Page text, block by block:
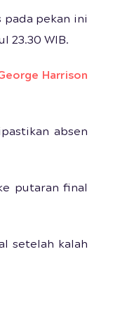
pada pekan ini
23.30 WIB.
Harrison
absen
putaran final
setelah kalah